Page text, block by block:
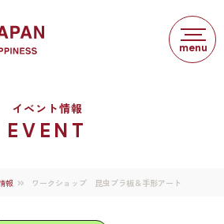
イベント情報
EVENT
報 ワークショップ 昆虫プラ板＆手形アート